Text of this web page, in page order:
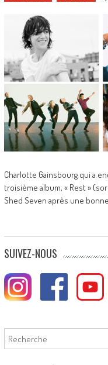
Charlotte Gainsbourg qui a
troisième album, « Rest »
Shed Seven après une
SUIVEZ-NOUS
Rechercher